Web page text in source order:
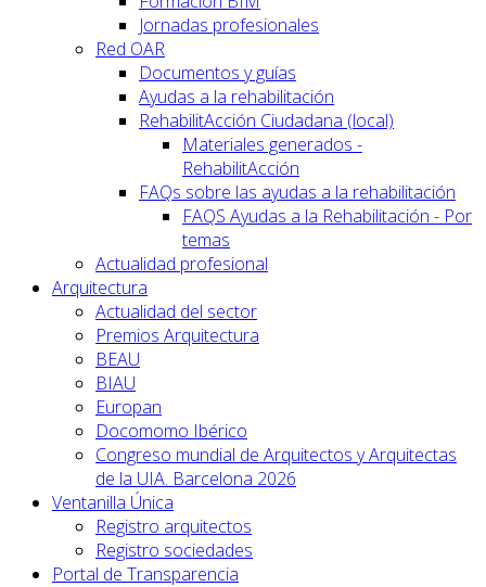
Jornadas profesionales
Red OAR
Documentos y guías
Ayudas a la rehabilitación
RehabilitAcción Ciudadana (local)
Materiales generados -
RehabilitAcción
FAQs sobre las ayudas a la rehabilitación
FAQS Ayudas a la Rehabilitación - Por
temas
Actualidad profesional
Arquitectura
Actualidad del sector
Premios Arquitectura
BEAU
BIAU
Europan
Docomomo Ibérico
Congreso mundial de Arquitectos y Arquitectas
de la UIA. Barcelona 2026
Ventanilla Única
Registro arquitectos
Registro sociedades
Portal de Transparencia